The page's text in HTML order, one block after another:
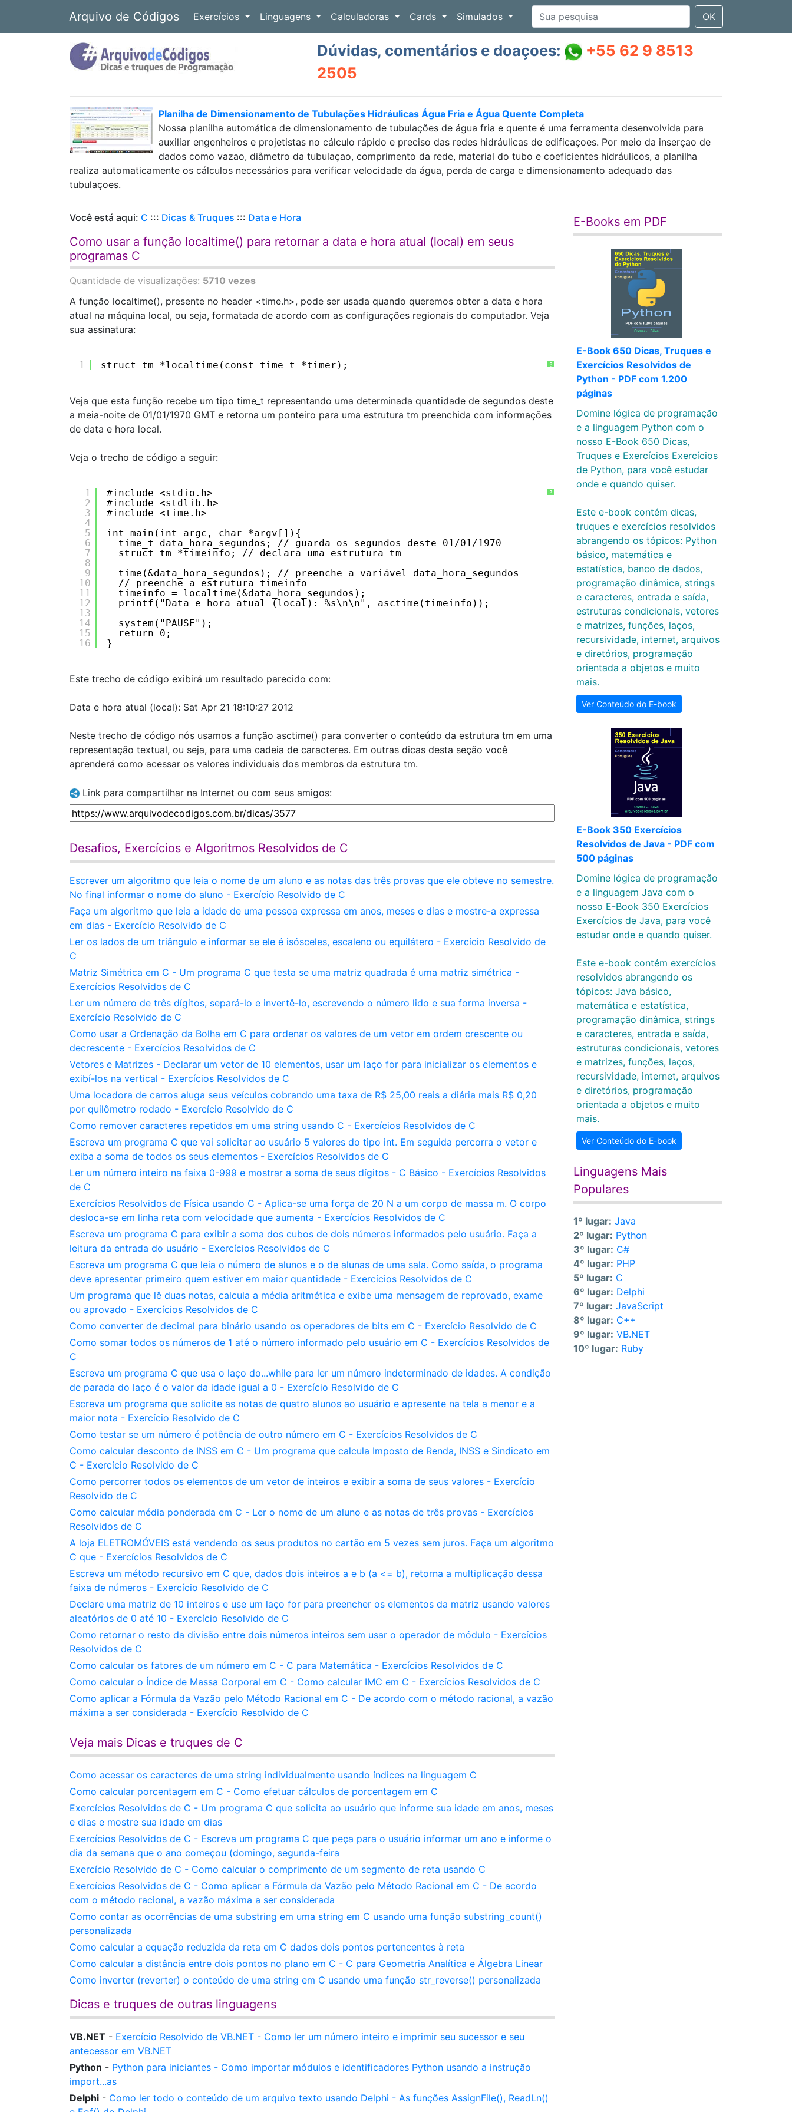
Arquivo de Códigos Exercícios Linguagens Calculadoras Cards Simulados OK
Dúvidas, comentários e doaçoes:
+55 62 9 8513
2505
Planilha de Dimensionamento de Tubulações Hidráulicas Água Fria e Água Quente Completa
Nossa planilha automática de dimensionamento de tubulações de água fria e quente é uma ferramenta desenvolvida para
auxiliar engenheiros e projetistas no cálculo rápido e preciso das redes hidráulicas de edificaçoes. Por meio da inserçao de
dados como vazao, diâmetro da tubulaçao, comprimento da rede, material do tubo e coeficientes hidráulicos, a planilha
realiza automaticamente os cálculos necessários para verificar velocidade da água, perda de carga e dimensionamento adequado das
tubulaçoes.
Você está aqui: C ::: Dicas & Truques ::: Data e Hora
Como usar a função localtime() para retornar a data e hora atual (local) em seus
programas C
Quantidade de visualizações: 5710 vezes
A função localtime(), presente no header <time.h>, pode ser usada quando queremos obter a data e hora
atual na máquina local, ou seja, formatada de acordo com as configurações regionais do computador. Veja
sua assinatura:
?
1 struct tm *localtime(const time_t *timer);
Veja que esta função recebe um tipo time_t representando uma determinada quantidade de segundos deste
a meia-noite de 01/01/1970 GMT e retorna um ponteiro para uma estrutura tm preenchida com informações
de data e hora local.
Veja o trecho de código a seguir:
?
1
2
3
4
5
6
7
8
9
10
11
12
13
14
15
16
#include <stdio.h>
#include <stdlib.h>
#include <time.h>
int main(int argc, char *argv[]){
time_t data_hora_segundos; // guarda os segundos deste 01/01/1970
struct tm *timeinfo; // declara uma estrutura tm
time(&data_hora_segundos); // preenche a variável data_hora_segundos
// preenche a estrutura timeinfo
timeinfo = localtime(&data_hora_segundos);
printf("Data e hora atual (local): %s\n\n", asctime(timeinfo));
system("PAUSE");
return 0;
}
Este trecho de código exibirá um resultado parecido com:
Data e hora atual (local): Sat Apr 21 18:10:27 2012
Neste trecho de código nós usamos a função asctime() para converter o conteúdo da estrutura tm em uma
representação textual, ou seja, para uma cadeia de caracteres. Em outras dicas desta seção você
aprenderá como acessar os valores individuais dos membros da estrutura tm.
Link para compartilhar na Internet ou com seus amigos:
Desafios, Exercícios e Algoritmos Resolvidos de C
Escrever um algoritmo que leia o nome de um aluno e as notas das três provas que ele obteve no semestre.
No final informar o nome do aluno - Exercício Resolvido de C
Faça um algoritmo que leia a idade de uma pessoa expressa em anos, meses e dias e mostre-a expressa
em dias - Exercício Resolvido de C
Ler os lados de um triângulo e informar se ele é isósceles, escaleno ou equilátero - Exercício Resolvido de
C
Matriz Simétrica em C - Um programa C que testa se uma matriz quadrada é uma matriz simétrica -
Exercícios Resolvidos de C
Ler um número de três dígitos, separá-lo e invertê-lo, escrevendo o número lido e sua forma inversa -
Exercício Resolvido de C
Como usar a Ordenação da Bolha em C para ordenar os valores de um vetor em ordem crescente ou
decrescente - Exercícios Resolvidos de C
Vetores e Matrizes - Declarar um vetor de 10 elementos, usar um laço for para inicializar os elementos e
exibí-los na vertical - Exercícios Resolvidos de C
Uma locadora de carros aluga seus veículos cobrando uma taxa de R$ 25,00 reais a diária mais R$ 0,20
por quilômetro rodado - Exercício Resolvido de C
Como remover caracteres repetidos em uma string usando C - Exercícios Resolvidos de C
Escreva um programa C que vai solicitar ao usuário 5 valores do tipo int. Em seguida percorra o vetor e
exiba a soma de todos os seus elementos - Exercícios Resolvidos de C
Ler um número inteiro na faixa 0-999 e mostrar a soma de seus dígitos - C Básico - Exercícios Resolvidos
de C
Exercícios Resolvidos de Física usando C - Aplica-se uma força de 20 N a um corpo de massa m. O corpo
desloca-se em linha reta com velocidade que aumenta - Exercícios Resolvidos de C
Escreva um programa C para exibir a soma dos cubos de dois números informados pelo usuário. Faça a
leitura da entrada do usuário - Exercícios Resolvidos de C
Escreva um programa C que leia o número de alunos e o de alunas de uma sala. Como saída, o programa
deve apresentar primeiro quem estiver em maior quantidade - Exercícios Resolvidos de C
Um programa que lê duas notas, calcula a média aritmética e exibe uma mensagem de reprovado, exame
ou aprovado - Exercícios Resolvidos de C
Como converter de decimal para binário usando os operadores de bits em C - Exercício Resolvido de C
Como somar todos os números de 1 até o número informado pelo usuário em C - Exercícios Resolvidos de
C
Escreva um programa C que usa o laço do...while para ler um número indeterminado de idades. A condição
de parada do laço é o valor da idade igual a 0 - Exercício Resolvido de C
Escreva um programa que solicite as notas de quatro alunos ao usuário e apresente na tela a menor e a
maior nota - Exercício Resolvido de C
Como testar se um número é potência de outro número em C - Exercícios Resolvidos de C
Como calcular desconto de INSS em C - Um programa que calcula Imposto de Renda, INSS e Sindicato em
C - Exercício Resolvido de C
Como percorrer todos os elementos de um vetor de inteiros e exibir a soma de seus valores - Exercício
Resolvido de C
Como calcular média ponderada em C - Ler o nome de um aluno e as notas de três provas - Exercícios
Resolvidos de C
A loja ELETROMÓVEIS está vendendo os seus produtos no cartão em 5 vezes sem juros. Faça um algoritmo
C que - Exercícios Resolvidos de C
Escreva um método recursivo em C que, dados dois inteiros a e b (a <= b), retorna a multiplicação dessa
faixa de números - Exercício Resolvido de C
Declare uma matriz de 10 inteiros e use um laço for para preencher os elementos da matriz usando valores
aleatórios de 0 até 10 - Exercício Resolvido de C
Como retornar o resto da divisão entre dois números inteiros sem usar o operador de módulo - Exercícios
Resolvidos de C
Como calcular os fatores de um número em C - C para Matemática - Exercícios Resolvidos de C
Como calcular o Índice de Massa Corporal em C - Como calcular IMC em C - Exercícios Resolvidos de C
Como aplicar a Fórmula da Vazão pelo Método Racional em C - De acordo com o método racional, a vazão
máxima a ser considerada - Exercício Resolvido de C
Veja mais Dicas e truques de C
Como acessar os caracteres de uma string individualmente usando índices na linguagem C
Como calcular porcentagem em C - Como efetuar cálculos de porcentagem em C
Exercícios Resolvidos de C - Um programa C que solicita ao usuário que informe sua idade em anos, meses
e dias e mostre sua idade em dias
Exercícios Resolvidos de C - Escreva um programa C que peça para o usuário informar um ano e informe o
dia da semana que o ano começou (domingo, segunda-feira
Exercício Resolvido de C - Como calcular o comprimento de um segmento de reta usando C
Exercícios Resolvidos de C - Como aplicar a Fórmula da Vazão pelo Método Racional em C - De acordo
com o método racional, a vazão máxima a ser considerada
Como contar as ocorrências de uma substring em uma string em C usando uma função substring_count()
personalizada
Como calcular a equação reduzida da reta em C dados dois pontos pertencentes à reta
Como calcular a distância entre dois pontos no plano em C - C para Geometria Analítica e Álgebra Linear
Como inverter (reverter) o conteúdo de uma string em C usando uma função str_reverse() personalizada
Dicas e truques de outras linguagens
VB.NET - Exercício Resolvido de VB.NET - Como ler um número inteiro e imprimir seu sucessor e seu
antecessor em VB.NET
Python - Python para iniciantes - Como importar módulos e identificadores Python usando a instrução
import...as
Delphi - Como ler todo o conteúdo de um arquivo texto usando Delphi - As funções AssignFile(), ReadLn()
E-Books em PDF
E-Book 650 Dicas, Truques e
Exercícios Resolvidos de
Python - PDF com 1.200
páginas
Domine lógica de programação
e a linguagem Python com o
nosso E-Book 650 Dicas,
Truques e Exercícios Exercícios
de Python, para você estudar
onde e quando quiser.
Este e-book contém dicas,
truques e exercícios resolvidos
abrangendo os tópicos: Python
básico, matemática e
estatística, banco de dados,
programação dinâmica, strings
e caracteres, entrada e saída,
estruturas condicionais, vetores
e matrizes, funções, laços,
recursividade, internet, arquivos
e diretórios, programação
orientada a objetos e muito
mais.
Ver Conteúdo do E-book
E-Book 350 Exercícios
Resolvidos de Java - PDF com
500 páginas
Domine lógica de programação
e a linguagem Java com o
nosso E-Book 350 Exercícios
Exercícios de Java, para você
estudar onde e quando quiser.
Este e-book contém exercícios
resolvidos abrangendo os
tópicos: Java básico,
matemática e estatística,
programação dinâmica, strings
e caracteres, entrada e saída,
estruturas condicionais, vetores
e matrizes, funções, laços,
recursividade, internet, arquivos
e diretórios, programação
orientada a objetos e muito
mais.
Ver Conteúdo do E-book
Linguagens Mais
Populares
1º lugar: Java
2º lugar: Python
3º lugar: C#
4º lugar: PHP
5º lugar: C
6º lugar: Delphi
7º lugar: JavaScript
8º lugar: C++
9º lugar: VB.NET
10º lugar: Ruby